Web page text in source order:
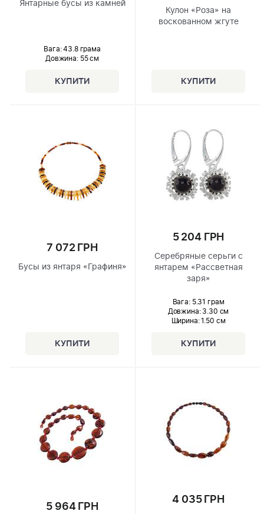
Янтарные бусы из камней
Вага: 43.8 грама
Довжина:55 см
Кулон «Роза» на
воскованном жгуте
7 072 ГРН
Бусы из янтаря «Графиня»
5 204 ГРН
Серебряные серьги с
янтарем «Рассветная
заря»
Вага: 5.31 грам
Довжина:3.30 см
Ширина: 1.50 см
5 964 ГРН
4 035 ГРН